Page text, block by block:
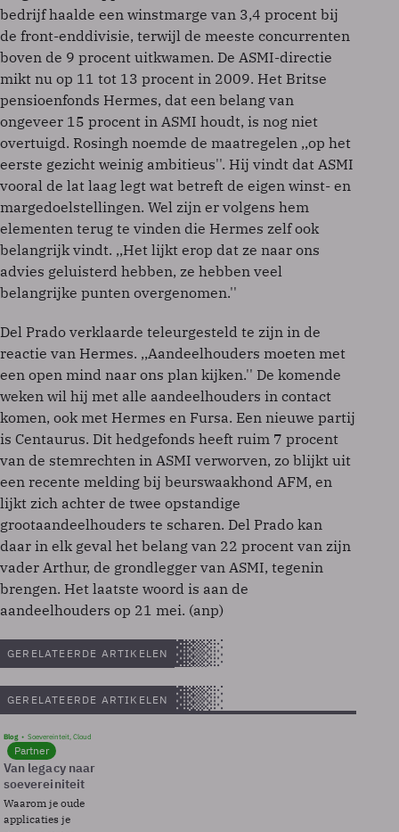
bedrijf haalde een winstmarge van 3,4 procent bij
de front-enddivisie, terwijl de meeste concurrenten
boven de 9 procent uitkwamen. De ASMI-directie
mikt nu op 11 tot 13 procent in 2009. Het Britse
pensioenfonds Hermes, dat een belang van
ongeveer 15 procent in ASMI houdt, is nog niet
overtuigd. Rosingh noemde de maatregelen ,,op het
eerste gezicht weinig ambitieus''. Hij vindt dat ASMI
vooral de lat laag legt wat betreft de eigen winst- en
margedoelstellingen. Wel zijn er volgens hem
elementen terug te vinden die Hermes zelf ook
belangrijk vindt. ,,Het lijkt erop dat ze naar ons
advies geluisterd hebben, ze hebben veel
belangrijke punten overgenomen.''
Del Prado verklaarde teleurgesteld te zijn in de
reactie van Hermes. ,,Aandeelhouders moeten met
een open mind naar ons plan kijken.'' De komende
weken wil hij met alle aandeelhouders in contact
komen, ook met Hermes en Fursa. Een nieuwe partij
is Centaurus. Dit hedgefonds heeft ruim 7 procent
van de stemrechten in ASMI verworven, zo blijkt uit
een recente melding bij beurswaakhond AFM, en
lijkt zich achter de twee opstandige
grootaandeelhouders te scharen. Del Prado kan
daar in elk geval het belang van 22 procent van zijn
vader Arthur, de grondlegger van ASMI, tegenin
brengen. Het laatste woord is aan de
aandeelhouders op 21 mei. (anp)
GERELATEERDE ARTIKELEN
GERELATEERDE ARTIKELEN
Blog Soevereinteit, Cloud
Partner
Van legacy naar
soevereiniteit
Waarom je oude
applicaties je